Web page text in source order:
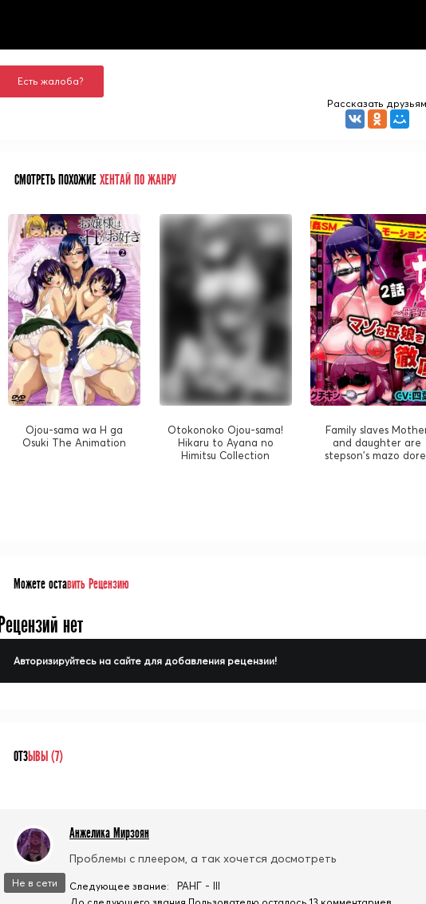
Есть жалоба?
Рассказать друзьям
СМОТРЕТЬ ПОХОЖИЕХЕНТАЙ ПО ЖАНРУ
Ojou-sama wa H ga
Osuki The Animation
Otokonoko Ojou-sama!
Hikaru to Ayana no
Himitsu Collection
Family slaves
and daughter are
stepson's mazo
Можете оставить Рецензию
Рецензий нет
Авторизируйтесь на сайте для добавления рецензии!
ОТЗЫВЫ (7)
Не в сети
Анжелика Мирзоян
Проблемы с плеером, а так хочется досмотреть
Следующее звание: РАНГ - III